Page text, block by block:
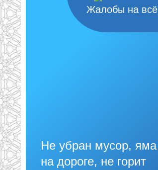
Жалобы на всё
Не убран мусор, яма
на дороге, не горит